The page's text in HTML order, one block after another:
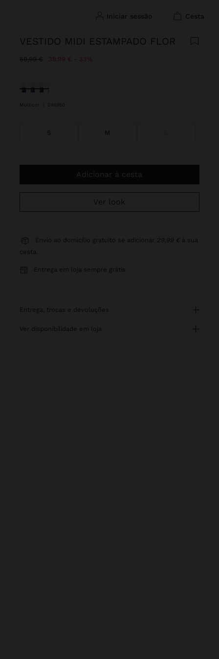
iniciar sessão cesta
VESTIDO MIDI ESTAMPADO FLOR
Preço Reduzido De
59,99 €Para39,99 € 33%
Selecionado
Multicor 246950
S M
Adicionar à cesta
Ver look
Envio ao domicílio gratuito se adicionar 29,99 € à sua
cesta.
Entrega em loja sempre grátis
entrega, trocas e devoluções
ver disponibilidade em loja